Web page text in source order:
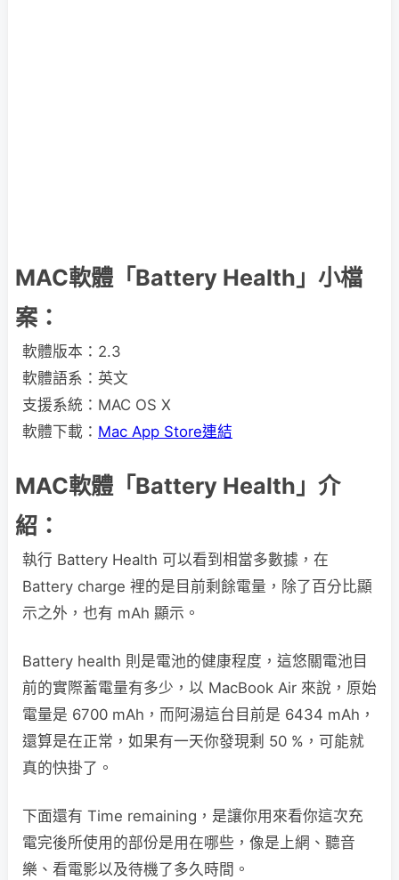
MAC軟體「Battery Health」小檔
案：
軟體版本：2.3
軟體語系：英文
支援系統：MAC OS X
軟體下載： Mac App Store連結
MAC軟體「Battery Health」介
紹：
執行 Battery Health 可以看到相當多數據，在
Battery charge 裡的是目前剩餘電量，除了百分比顯
示之外，也有 mAh 顯示。
Battery health 則是電池的健康程度，這悠關電池目
前的實際蓄電量有多少，以 MacBook Air 來說，原始
電量是 6700 mAh，而阿湯這台目前是 6434 mAh，
還算是在正常，如果有一天你發現剩 50 %，可能就
真的快掛了。
下面還有 Time remaining，是讓你用來看你這次充
電完後所使用的部份是用在哪些，像是上網、聽音
樂、看電影以及待機了多久時間。